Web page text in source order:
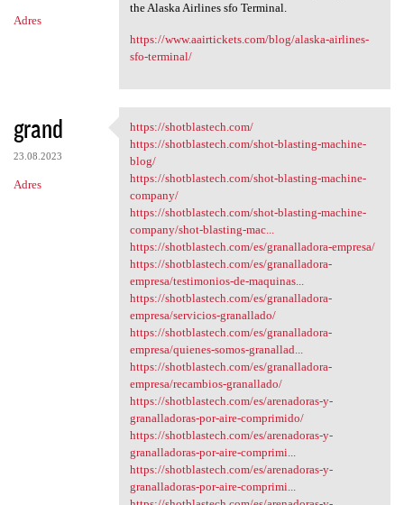
Adres
the Alaska Airlines sfo Terminal.
https://www.aairtickets.com/blog/alaska-airlines-
sfo-terminal/
grand
23.08.2023
Adres
https://shotblastech.com/
https://shotblastech.com/
https://shotblastech.com/shot-blasting-machine-
blog/
https://shotblastech.com/shot-blasting-machine-
company/
https://shotblastech.com/shot-blasting-machine-
company/shot-blasting-mac...
https://shotblastech.com/es/granalladora-empresa/
https://shotblastech.com/es/granalladora-
empresa/testimonios-de-maquinas...
https://shotblastech.com/es/granalladora-
empresa/servicios-granallado/
https://shotblastech.com/es/granalladora-
empresa/quienes-somos-granallad...
https://shotblastech.com/es/granalladora-
empresa/recambios-granallado/
https://shotblastech.com/es/arenadoras-y-
granalladoras-por-aire-comprimido/
https://shotblastech.com/es/arenadoras-y-
granalladoras-por-aire-comprimi...
https://shotblastech.com/es/arenadoras-y-
granalladoras-por-aire-comprimi...